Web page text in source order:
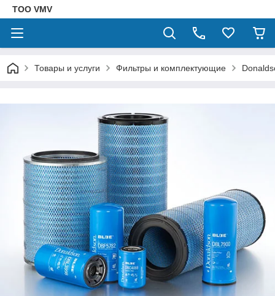
ТОО VMV
Товары и услуги Фильтры и комплектующие